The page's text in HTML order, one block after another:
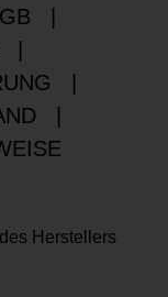
Herstellers